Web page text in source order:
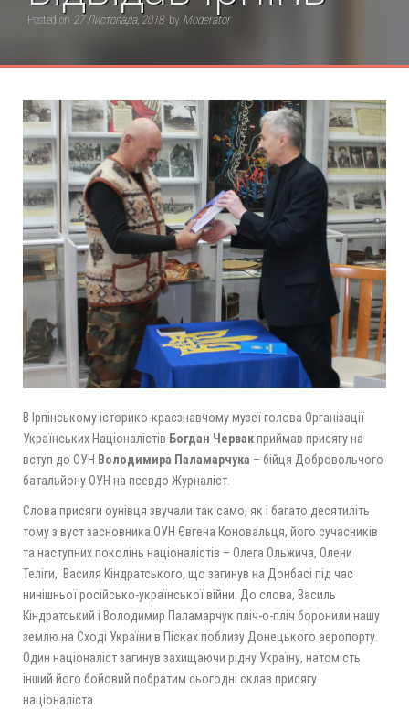
Posted on 27 Листопада, 2018 by Moderator
В Ірпінському історико-краєзнавчому музеї голова Організації
Українських Націоналістів Богдан Червакприймав присягу на
вступ до ОУН Володимира Паламарчука – бійця Добровольчого
батальйону ОУН на псевдо Журналіст.
Слова присяги оунівця звучали так само, як і багато десятиліть
тому з вуст засновника ОУН Євгена Коновальця, його сучасників
та наступних поколінь націоналістів – Олега Ольжича, Олени
Теліги, Василя Кіндратського, що загинув на Донбасі під час
нинішньої російсько-української війни. До слова, Василь
Кіндратський і Володимир Паламарчук пліч-о-пліч боронили нашу
землю на Сході України в Пісках поблизу Донецького аеропорту.
Один націоналіст загинув захищаючи рідну Україну, натомість
інший його бойовий побратим сьогодні склав присягу
націоналіста.